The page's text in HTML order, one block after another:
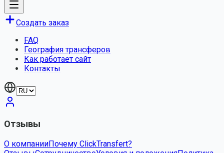
Создать заказ
FAQ
География трансферов
Как работает сайт
Контакты
Отзывы
О компанииПочему ClickTransfert?